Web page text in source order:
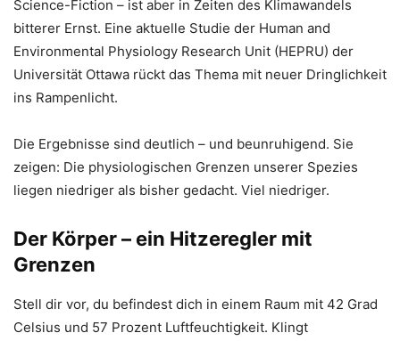
Science-Fiction – ist aber in Zeiten des Klimawandels
bitterer Ernst. Eine aktuelle Studie der Human and
Environmental Physiology Research Unit (HEPRU) der
Universität Ottawa rückt das Thema mit neuer Dringlichkeit
ins Rampenlicht.
Die Ergebnisse sind deutlich – und beunruhigend. Sie
zeigen: Die physiologischen Grenzen unserer Spezies
liegen niedriger als bisher gedacht. Viel niedriger.
Der Körper – ein Hitzeregler mit
Grenzen
Stell dir vor, du befindest dich in einem Raum mit 42 Grad
Celsius und 57 Prozent Luftfeuchtigkeit. Klingt